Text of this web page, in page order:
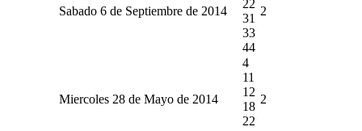
Sabado 6 de Septiembre de 2014
22
31
33
44
2
Miercoles 28 de Mayo de 2014
4
11
12
18
22
2